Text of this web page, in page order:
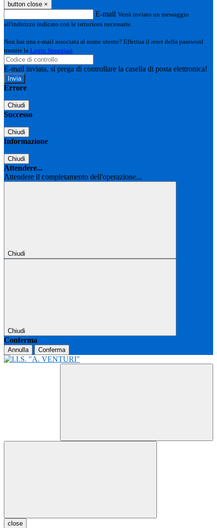
button close ×
E-mail Verrà inviato un messaggio
all'indirizzo indicato con le istruzioni necessarie.
Non hai una e-mail associata al nome utente? Effettua il reset della password
tramite la Login Spaggiari
E-mail inviata, si prega di controllare la casella di posta elettronica!
Errore
Chiudi
Successo
Chiudi
Informazione
Chiudi
Attendere...
Attendere il completamento dell'operazione...
Chiudi
Chiudi
Conferma
Annulla Conferma
close